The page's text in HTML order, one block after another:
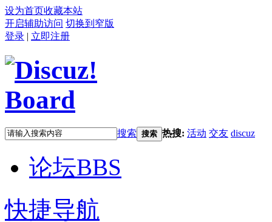
设为首页收藏本站
开启辅助访问 切换到窄版
登录 | 立即注册
搜索 搜索 热搜: 活动 交友 discuz
论坛BBS
快捷导航